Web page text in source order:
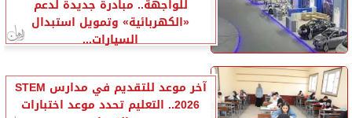
للواجهة.. مبادرة جديدة لدعم
«الكهربائية» وتمويل استبدال
السيارات...
آخر موعد للتقديم في مدارس STEM
2026.. التعليم تحدد موعد اختبارات